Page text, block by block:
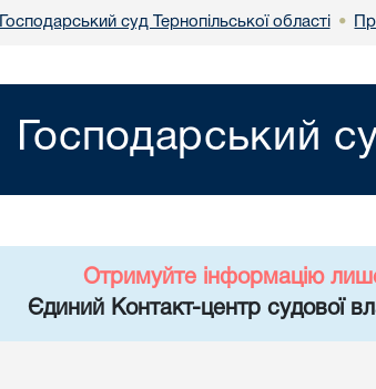
Господарський суд Тернопільської області •
Господарський
Отримуйте інформацію
Єдиний Контакт-центр судової